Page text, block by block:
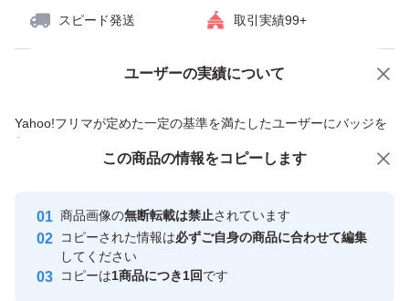
スピード発送 取引実績99+
ユーザーの実績について
Yahoo!フリマが定めた一定の基準を満たしたユーザーにバッジを
付与しています
安心取引出品者
心・安全なユーザーです
取引実績
価格の相談 商品への質問
この商品の情報をコピーします
商品画像の無断転載は禁止されています
コピーされた情報は必ずご自身の商品に合わせて編集
してください
コピーは1商品につき1回です
この商品をみている人にオススメ